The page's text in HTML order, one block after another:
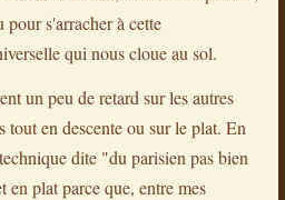
pour s'arracher à cette
qui nous cloue au sol.
un peu de retard sur les autres
tout en descente ou sur le plat. En
dite "du parisien pas bien
plat parce que, entre mes